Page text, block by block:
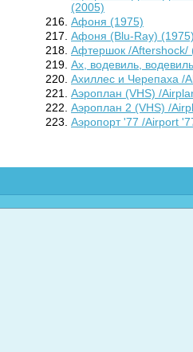
(2005)
Афоня (1975)
Афоня (Blu-Ray)
Афтершок /Aftershock/
Ах, водевиль,
Ахиллес и Черепаха /
Аэроплан (VHS) /
Аэроплан 2 (VHS) /
Аэропорт '77 /Airport